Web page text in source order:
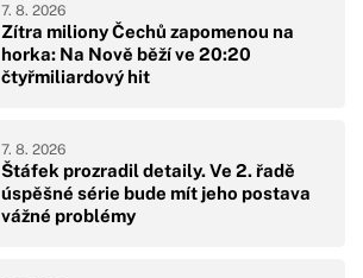
Zítra miliony Čechů zapomenou na
horka: Na Nově běží ve 20:20
čtyřmiliardový hit
7. 8. 2026
Štáfek prozradil detaily. Ve 2. řadě
úspěšné série bude mít jeho postava
vážné problémy
7. 8. 2026